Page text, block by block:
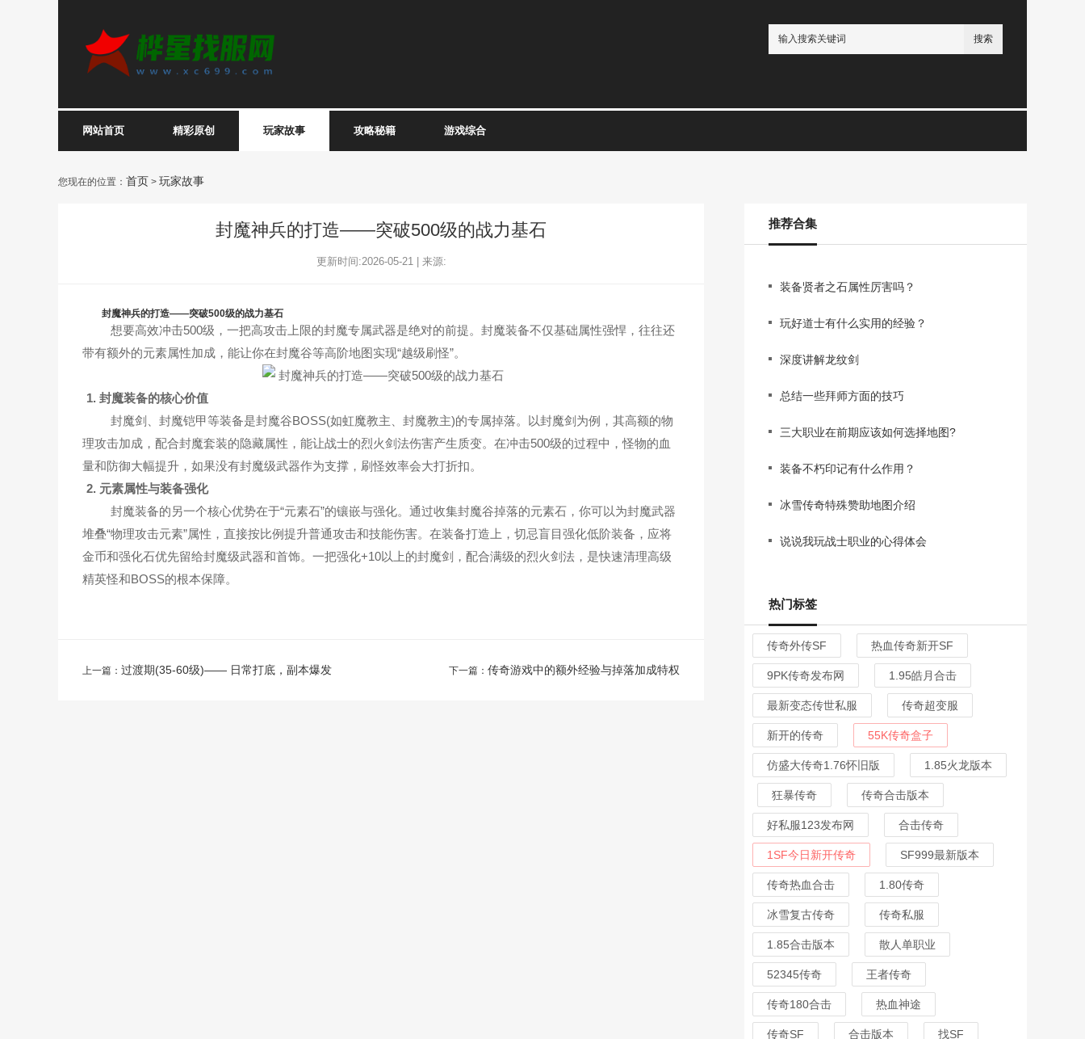
搜索
网站首页 精彩原创 玩家故事 攻略秘籍 游戏综合
您现在的位置： 首页 > 玩家故事
封魔神兵的打造——突破500级的战力基石
更新时间:2026-05-21 | 来源:
封魔神兵的打造——突破500级的战力基石
想要高效冲击500级，一把高攻击上限的封魔专属武器是绝对的前提。封魔装备不仅基础属性强悍，往往还
带有额外的元素属性加成，能让你在封魔谷等高阶地图实现“越级刷怪”。
1. 封魔装备的核心价值
封魔剑、封魔铠甲等装备是封魔谷BOSS(如虹魔教主、封魔教主)的专属掉落。以封魔剑为例，其高额的物
理攻击加成，配合封魔套装的隐藏属性，能让战士的烈火剑法伤害产生质变。在冲击500级的过程中，怪物的血
量和防御大幅提升，如果没有封魔级武器作为支撑，刷怪效率会大打折扣。
2. 元素属性与装备强化
封魔装备的另一个核心优势在于“元素石”的镶嵌与强化。通过收集封魔谷掉落的元素石，你可以为封魔武器
堆叠“物理攻击元素”属性，直接按比例提升普通攻击和技能伤害。在装备打造上，切忌盲目强化低阶装备，应将
金币和强化石优先留给封魔级武器和首饰。一把强化+10以上的封魔剑，配合满级的烈火剑法，是快速清理高级
精英怪和BOSS的根本保障。
上一篇： 过渡期(35-60级)—— 日常打底，副本爆发 下一篇： 传奇游戏中的额外经验与掉落加成特权
推荐合集
装备贤者之石属性厉害吗？
玩好道士有什么实用的经验？
深度讲解龙纹剑
总结一些拜师方面的技巧
三大职业在前期应该如何选择地图?
装备不朽印记有什么作用？
冰雪传奇特殊赞助地图介绍
说说我玩战士职业的心得体会
热门标签
传奇外传SF 热血传奇新开SF
9PK传奇发布网 1.95皓月合击
最新变态传世私服 传奇超变服
新开的传奇 55K传奇盒子
仿盛大传奇1.76怀旧版 1.85火龙版本
狂暴传奇 传奇合击版本
好私服123发布网 合击传奇
1SF今日新开传奇 SF999最新版本
传奇热血合击 1.80传奇
冰雪复古传奇 传奇私服
1.85合击版本 散人单职业
52345传奇 王者传奇
传奇180合击 热血神途
传奇SF 合击版本 找SF